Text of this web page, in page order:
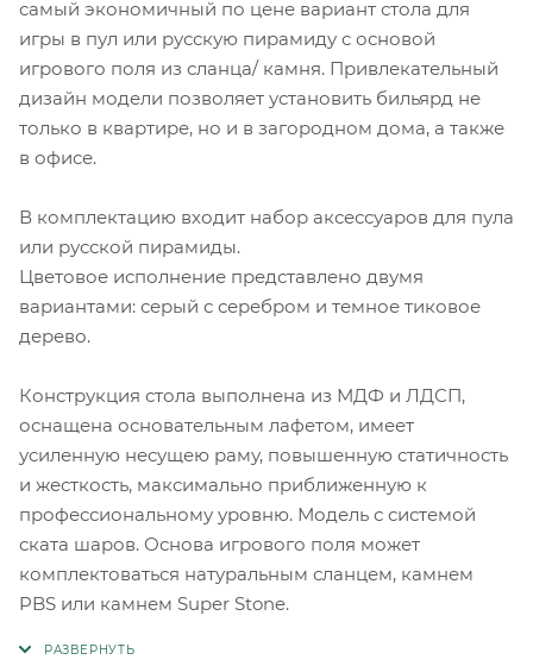
самый экономичный по цене вариант стола для
игры в пул или русскую пирамиду с основой
игрового поля из сланца/ камня. Привлекательный
дизайн модели позволяет установить бильярд не
только в квартире, но и в загородном дома, а также
в офисе.
В комплектацию входит набор аксессуаров для пула
или русской пирамиды.
Цветовое исполнение представлено двумя
вариантами: серый с серебром и темное тиковое
дерево.
Конструкция стола выполнена из МДФ и ЛДСП,
оснащена основательным лафетом, имеет
усиленную несущею раму, повышенную статичность
и жесткость, максимально приближенную к
профессиональному уровню. Модель с системой
ската шаров. Основа игрового поля может
комплектоваться натуральным сланцем, камнем
PBS или камнем Super Stone.